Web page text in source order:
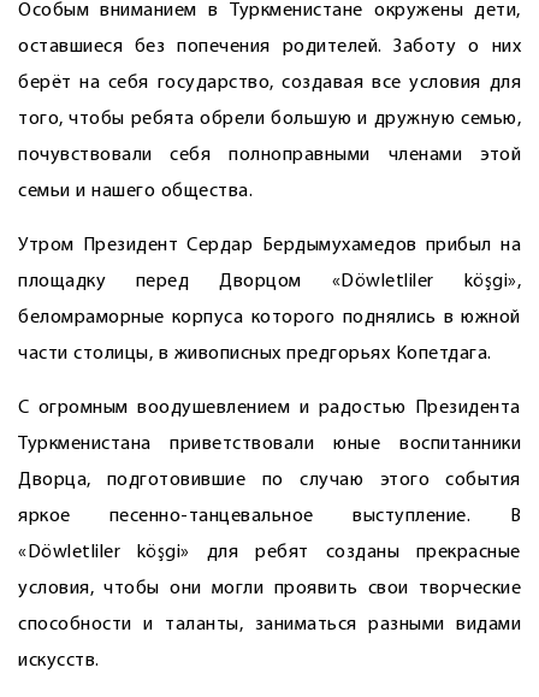
Особым вниманием в Туркменистане окружены дети,
оставшиеся без попечения родителей. Заботу о них
берёт на себя государство, создавая все условия для
того, чтобы ребята обрели большую и дружную семью,
почувствовали себя полноправными членами этой
семьи и нашего общества.
Утром Президент Сердар Бердымухамедов прибыл на
площадку перед Дворцом «Döwletliler köşgi»,
беломраморные корпуса которого поднялись в южной
части столицы, в живописных предгорьях Копетдага.
С огромным воодушевлением и радостью Президента
Туркменистана приветствовали юные воспитанники
Дворца, подготовившие по случаю этого события
яркое песенно-танцевальное выступление. В
«Döwletliler köşgi» для ребят созданы прекрасные
условия, чтобы они могли проявить свои творческие
способности и таланты, заниматься разными видами
искусств.